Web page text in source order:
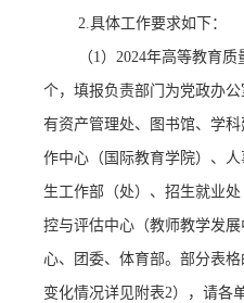
2.具体工作要求如下：
（1）2024年高等教育
个，填报负责部门为党政办
有资产管理处、图书馆、学
作中心（国际教育学院）、人
生工作部（处）、招生就业
控与评估中心（教师教学发
心、团委、体育部。部分表
变化情况详见附表2） ，请各